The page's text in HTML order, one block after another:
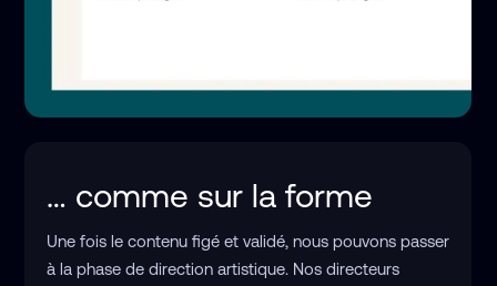
… comme sur la forme
Une fois le contenu figé et validé, nous pouvons passer
à la phase de direction artistique. Nos directeurs